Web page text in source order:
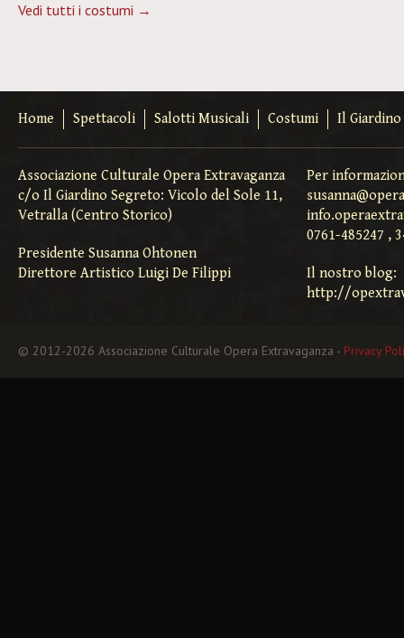
Vedi tutti i costumi →
Home Spettacoli Salotti Musicali Costumi Il
Associazione Culturale Opera Extravaganza
c/o Il Giardino Segreto: Vicolo del Sole 11,
Vetralla (Centro Storico)
Presidente Susanna Ohtonen
Direttore Artistico Luigi De Filippi
Per
0761-485247 ,
Il nostro blog:
http://
© 2012-2026 Associazione Culturale Opera Extravaganza - Privacy